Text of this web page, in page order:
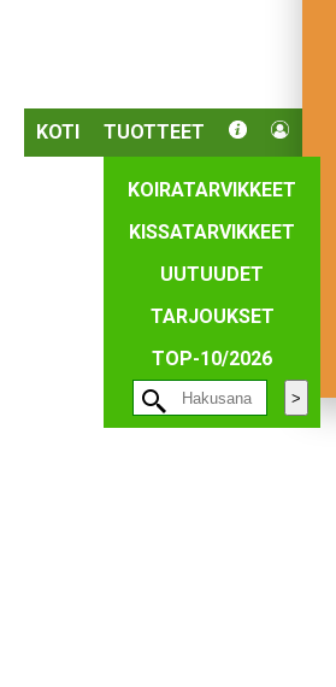
KOTI TUOTTEET
KOIRATARVIKKEET
KISSATARVIKKEET
UUTUUDET
TARJOUKSET
TOP-10/2026